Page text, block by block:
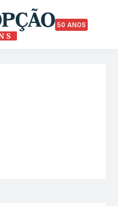
50 ANOS